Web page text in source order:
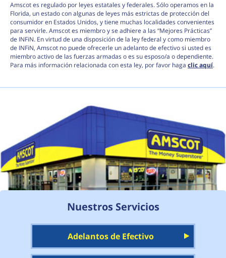
Amscot es regulado por leyes estatales y federales. Sólo operamos en la
Florida, un estado con algunas de leyes más estrictas de protección del
consumidor en Estados Unidos, y tiene muchas localidades convenientes
para servirle. Amscot es miembro y se adhiere a las “Mejores Prácticas”
de INFiN. En virtud de una disposición de la ley federal y como miembro
de INFiN, Amscot no puede ofrecerle un adelanto de efectivo si usted es
miembro activo de las fuerzas armadas o es su esposo/a o dependiente.
Para más información relacionada con esta ley, por favor haga clic aquí.
Nuestros Servicios
Adelantos de Efectivo